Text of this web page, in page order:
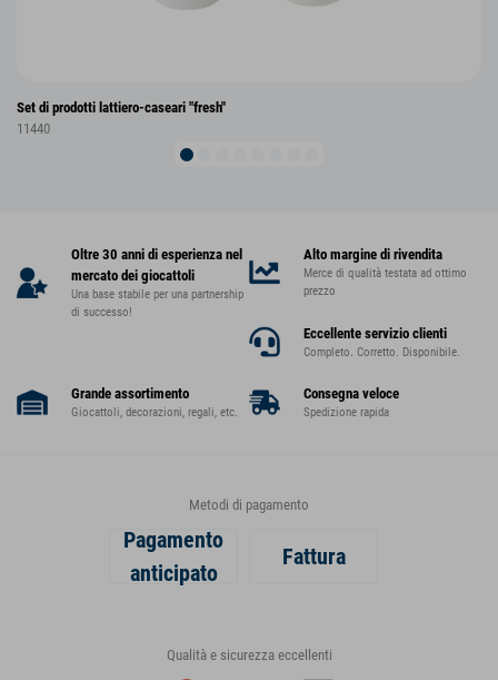
Set di prodotti lattiero-caseari "fresh"
11440
Oltre 30 anni di esperienza nel
mercato dei giocattoli
Una base stabile per una partnership
di successo!
Alto margine di rivendita
Merce di qualità testata ad ottimo
prezzo
Eccellente servizio clienti
Completo. Corretto. Disponibile.
Grande assortimento
Giocattoli, decorazioni, regali, etc.
Consegna veloce
Spedizione rapida
Metodi di pagamento
Pagamento
anticipato
Fattura
Qualità e sicurezza eccellenti